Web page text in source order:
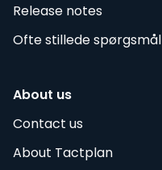
Release notes
Ofte stillede spørgsmål
About us
Contact us
About Tactplan